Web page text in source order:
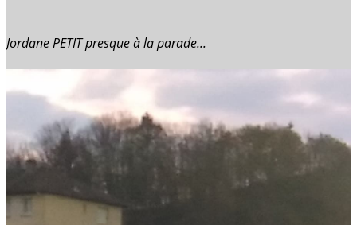
Jordane PETIT presque à la parade...